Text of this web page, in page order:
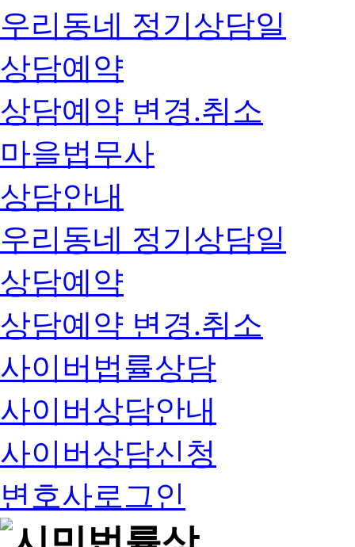
우리동네 정기상담일
상담예약
상담예약 변경.취소
마을법무사
상담안내
우리동네 정기상담일
상담예약
상담예약 변경.취소
사이버법률상담
사이버상담안내
사이버상담신청
변호사로그인